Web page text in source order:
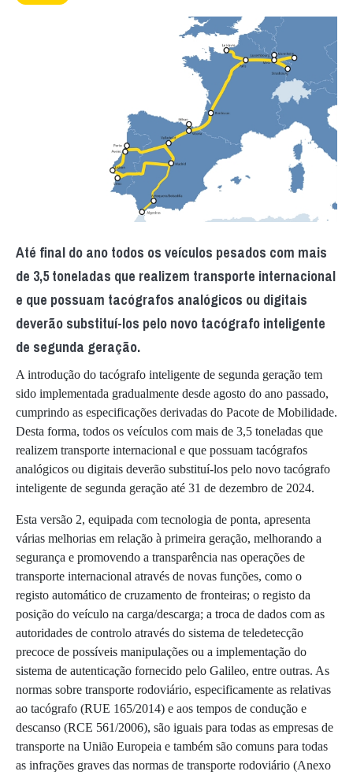
Até final do ano todos os veículos pesados com mais
de 3,5 toneladas que realizem transporte internacional
e que possuam tacógrafos analógicos ou digitais
deverão substituí-los pelo novo tacógrafo inteligente
de segunda geração.
A introdução do tacógrafo inteligente de segunda geração tem
sido implementada gradualmente desde agosto do ano passado,
cumprindo as especificações derivadas do Pacote de Mobilidade.
Desta forma, todos os veículos com mais de 3,5 toneladas que
realizem transporte internacional e que possuam tacógrafos
analógicos ou digitais deverão substituí-los pelo novo tacógrafo
inteligente de segunda geração até 31 de dezembro de 2024.
Esta versão 2, equipada com tecnologia de ponta, apresenta
várias melhorias em relação à primeira geração, melhorando a
segurança e promovendo a transparência nas operações de
transporte internacional através de novas funções, como o
registo automático de cruzamento de fronteiras; o registo da
posição do veículo na carga/descarga; a troca de dados com as
autoridades de controlo através do sistema de teledetecção
precoce de possíveis manipulações ou a implementação do
sistema de autenticação fornecido pelo Galileo, entre outras. As
normas sobre transporte rodoviário, especificamente as relativas
ao tacógrafo (RUE 165/2014) e aos tempos de condução e
descanso (RCE 561/2006), são iguais para todas as empresas de
transporte na União Europeia e também são comuns para todas
as infrações graves das normas de transporte rodoviário (Anexo